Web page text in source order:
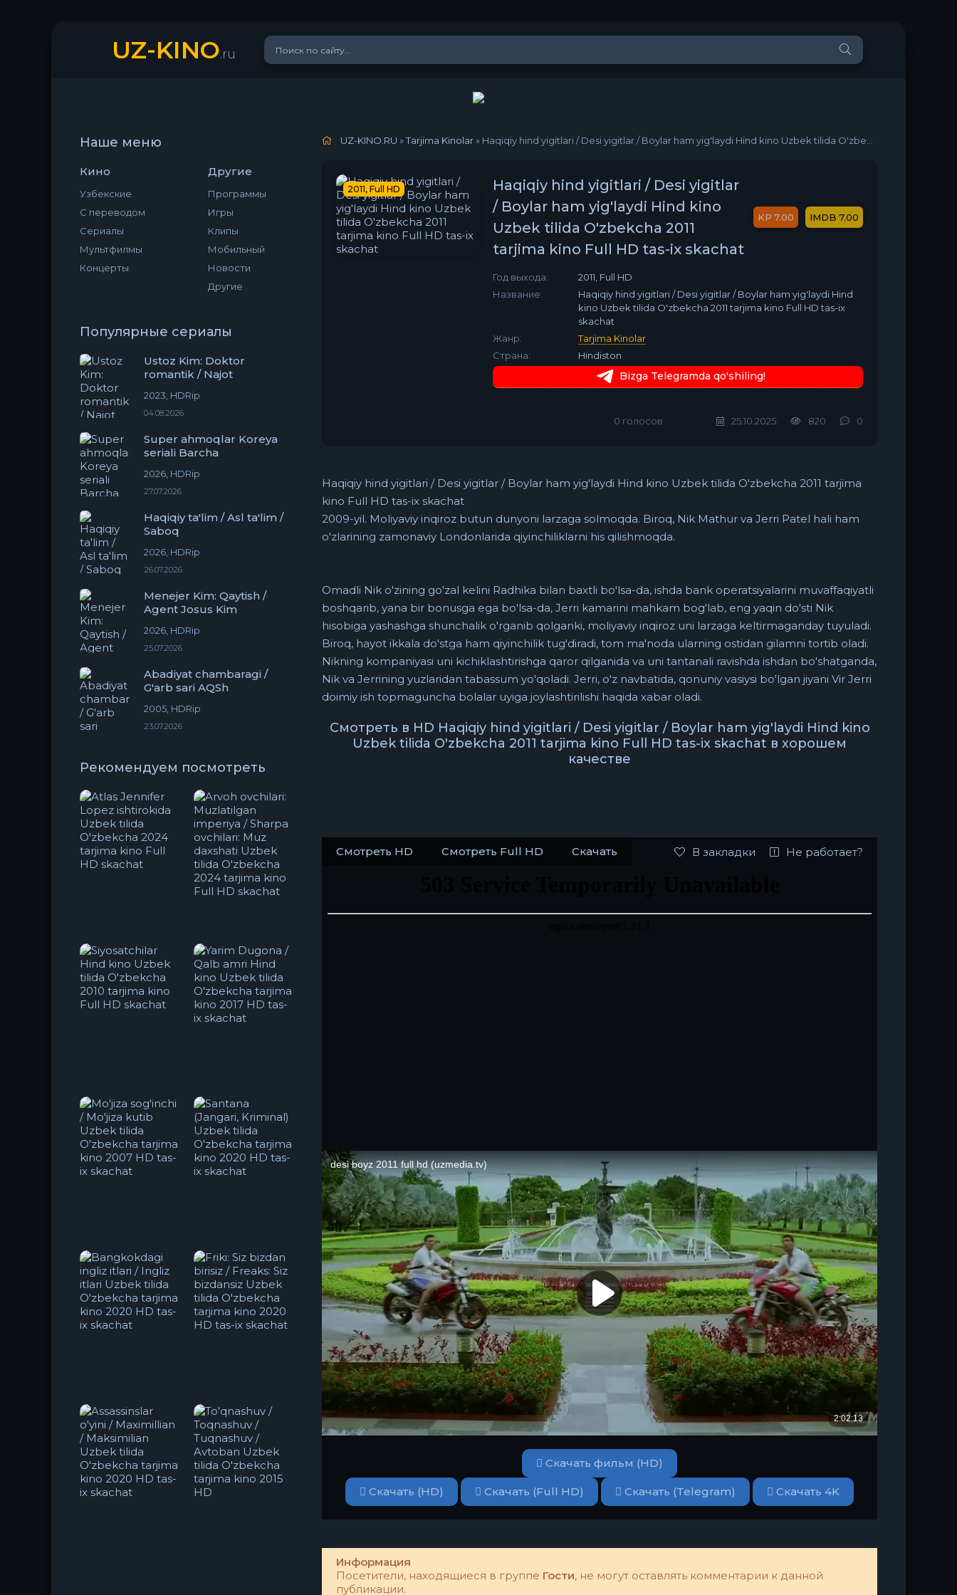
UZ-KINO.ru
Наше меню
Кино
Узбекские
С переводом
Сериалы
Мультфилмы
Концерты
Другие
Программы
Игры
Клипы
Мобильный
Новости
Другие
Популярные сериалы
Ustoz Kim: Doktor
romantik / Najot
2023, HDRip
04.08.2026
Super ahmoqlar Koreya
seriali Barcha
2026, HDRip
27.07.2026
Haqiqiy ta'lim / Asl ta'lim /
Saboq
2026, HDRip
26.07.2026
Menejer Kim: Qaytish /
Agent Josus Kim
2026, HDRip
25.07.2026
Abadiyat chambaragi /
G'arb sari AQSh
2005, HDRip
23.07.2026
Рекомендуем посмотреть
UZ-KINO.RU »Tarjima Kinolar» Haqiqiy hind yigitlari / Desi yigitlar / Boylar ham yig'laydi Hind kino Uzbek tilida O'zbekcha 2011 tarjima kino Full HD tas-ix skachat
2011, Full HD
Haqiqiy hind yigitlari / Desi yigitlar
/ Boylar ham yig'laydi Hind kino
Uzbek tilida O'zbekcha 2011
tarjima kino Full HD tas-ix skachat
7.00 7.00
Год выхода:
2011, Full HD
Название:
Haqiqiy hind yigitlari / Desi yigitlar / Boylar ham yig'laydi Hind
kino Uzbek tilida O'zbekcha 2011 tarjima kino Full HD tas-ix
skachat
Жанр:
Tarjima Kinolar
Страна:
Hindiston
Bizga Telegramda qo'shiling!
0 голосов 25.10.2025 820 0
Haqiqiy hind yigitlari / Desi yigitlar / Boylar ham yig'laydi Hind kino Uzbek tilida O'zbekcha 2011 tarjima
kino Full HD tas-ix skachat
2009-yil. Moliyaviy inqiroz butun dunyoni larzaga solmoqda. Biroq, Nik Mathur va Jerri Patel hali ham
o'zlarining zamonaviy Londonlarida qiyinchiliklarni his qilishmoqda.
Omadli Nik o'zining go'zal kelini Radhika bilan baxtli bo'lsa-da, ishda bank operatsiyalarini muvaffaqiyatli
boshqarib, yana bir bonusga ega bo'lsa-da, Jerri kamarini mahkam bog'lab, eng yaqin do'sti Nik
hisobiga yashashga shunchalik o'rganib qolganki, moliyaviy inqiroz uni larzaga keltirmaganday tuyuladi.
Biroq, hayot ikkala do'stga ham qiyinchilik tug'diradi, tom ma'noda ularning ostidan gilamni tortib oladi.
Nikning kompaniyasi uni kichiklashtirishga qaror qilganida va uni tantanali ravishda ishdan bo'shatganda,
Nik va Jerrining yuzlaridan tabassum yo'qoladi. Jerri, o'z navbatida, qonuniy vasiysi bo'lgan jiyani Vir Jerri
doimiy ish topmaguncha bolalar uyiga joylashtirilishi haqida xabar oladi.
Смотреть в HD Haqiqiy hind yigitlari / Desi yigitlar / Boylar ham yig'laydi Hind kino
Uzbek tilida O'zbekcha 2011 tarjima kino Full HD tas-ix skachat в хорошем
качестве
Смотреть HD Смотреть Full HD Скачать В закладки Не работает?
Скачать фильм (HD)
Скачать (HD) Скачать (Full HD) Скачать (Telegram) Скачать 4K
Информация
Посетители, находящиеся в группе Гости, не могут оставлять комментарии к данной
публикации.